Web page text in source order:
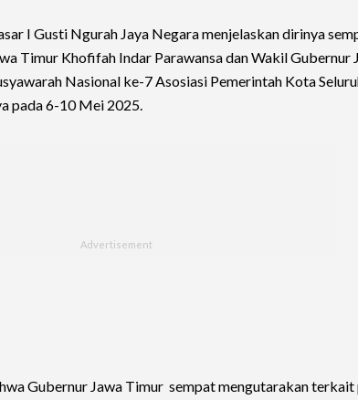
I Gusti Ngurah Jaya Negara menjelaskan dirinya
Timur Khofifah Indar Parawansa dan Wakil Gubernur
Nasional ke-7 Asosiasi Pemerintah Kota
pada 6-10 Mei 2025.
Gubernur Jawa Timur sempat mengutarakan